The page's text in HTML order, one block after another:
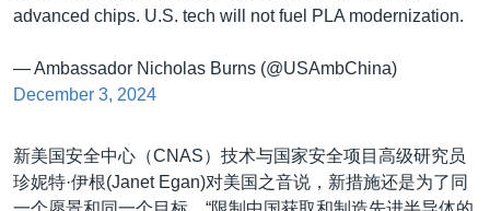
advanced chips. U.S. tech will not fuel PLA modernization.
— Ambassador Nicholas Burns (@USAmbChina)
December 3, 2024
新美国安全中心（CNAS）技术与国家安全项目高级研究员
珍妮特·伊根(Janet Egan)对美国之音说，新措施还是为了同